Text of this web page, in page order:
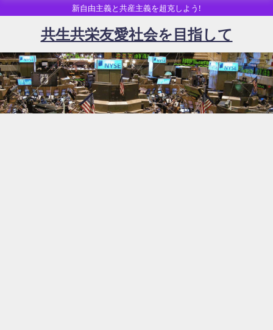
新自由主義と共産主義を超克しよう!
共生共栄友愛社会を目指して